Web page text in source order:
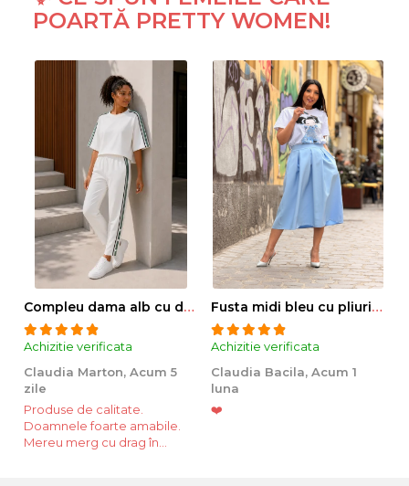
POARTĂ PRETTY WOMEN!
Compleu dama alb cu dungi laterale in nuante de verde si negru
Achizitie verificata
Claudia Marton, Acum 5
zile
Produse de calitate.
Doamnele foarte amabile.
Mereu merg cu drag în
Fusta midi bleu cu pliuri si buzunare
Achizitie verificata
Claudia Bacila, Acum 1
luna
❤️